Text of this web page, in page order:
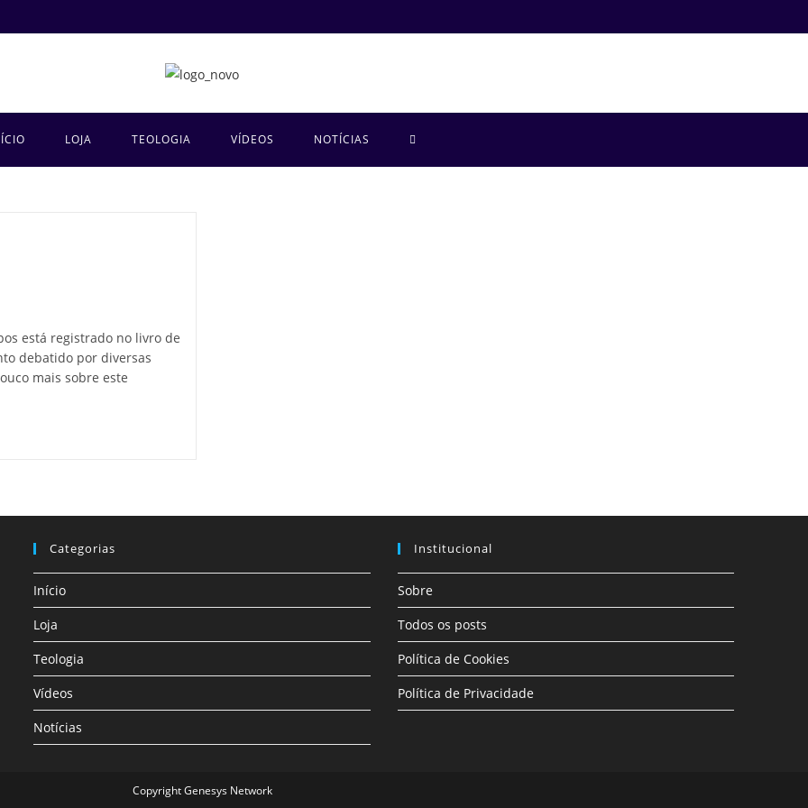
LOJA TEOLOGIA VÍDEOS NOTÍCIAS
está registrado no livro de
debatido por diversas
mais sobre este
Categorias
Início
Loja
Teologia
Vídeos
Notícias
Institucional
Sobre
Todos os posts
Política de Cookies
Política de Privacidade
Copyright Genesys Network